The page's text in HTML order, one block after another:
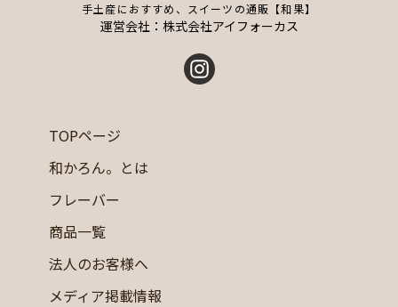
手土産におすすめ、スイーツの通販【和果】
運営会社：株式会社アイフォーカス
TOPページ
和かろん。とは
フレーバー
商品一覧
法人のお客様へ
メディア掲載情報